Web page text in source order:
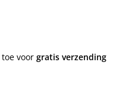
toe voor gratis verzending